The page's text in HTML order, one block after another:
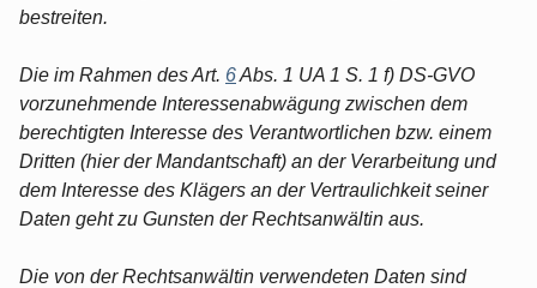
bestreiten.
Die im Rahmen des Art. 6Abs. 1 UA 1 S. 1 f) DS-GVO
vorzunehmende Interessenabwägung zwischen dem
berechtigten Interesse des Verantwortlichen bzw. einem
Dritten (hier der Mandantschaft) an der Verarbeitung und
dem Interesse des Klägers an der Vertraulichkeit seiner
Daten geht zu Gunsten der Rechtsanwältin aus.
Die von der Rechtsanwältin verwendeten Daten sind